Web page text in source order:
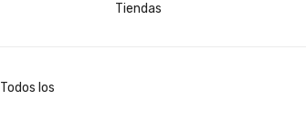
Tiendas
Todos los